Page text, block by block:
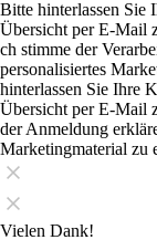
Bitte hinterlassen Sie
Übersicht per E-Mail
ch stimme der
personalisiertes
hinterlassen Sie Ihre
Übersicht per E-Mail
der Anmeldung
Marketingmaterial zu
Vielen Dank!